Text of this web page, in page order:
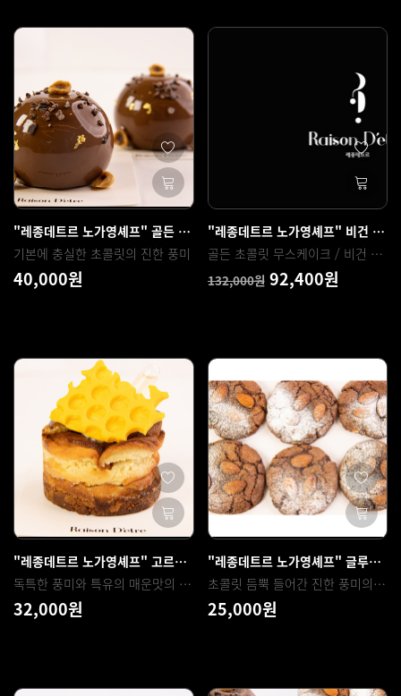
"레종데트르 노가영셰프" 골든 초콜릿 무스케이크
기본에 충실한 초콜릿의 진한 풍미
40,000원
"레종데트르 노가영셰프" 비건 글루텐프리 초콜릿 등 4강 모음
골든 초콜릿 무스케이크 / 비건 헤이즐넛 초콜릿 타르트 / 고르곤졸라 치즈케이크 / 글루텐 프리 초코칩쿠키
132,000원92,400원
"레종데트르 노가영셰프" 고르곤졸라 치즈케이크
독특한 풍미와 특유의 매운맛의 블루치즈 개성을 살린 고르곤졸라 치즈케이크
32,000원
"레종데트르 노가영셰프" 글루텐 프리 초코칩쿠키 만들기
초콜릿 듬뿍 들어간 진한 풍미의 글루텐 프리 초코칩쿠키
25,000원